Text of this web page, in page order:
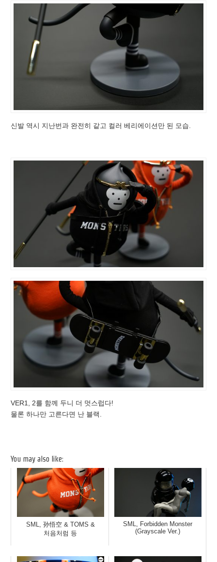
신발 역시 지난번과 완전히 같고 컬러 베리에이션만 된 모습.
VER1, 2를 함께 두니 더 멋스럽다!
물론 하나만 고른다면 난 블랙.
You may also like:
SML, 孙悟空 & TOMS &
처음처럼 등
SML, Forbidden Monster
(Grayscale Ver.)